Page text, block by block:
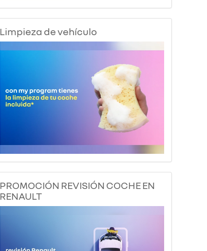
Limpieza de vehículo
PROMOCIÓN REVISIÓN COCHE EN
RENAULT